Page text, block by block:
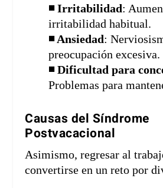
◾ Irritabilidad:
irritabilidad habitual.
◾ Ansiedad:
preocupación excesiva.
◾ Dificultad para
Problemas para
Causas del Síndrome
Postvacacional
Asimismo, regresar al
convertirse en un reto por